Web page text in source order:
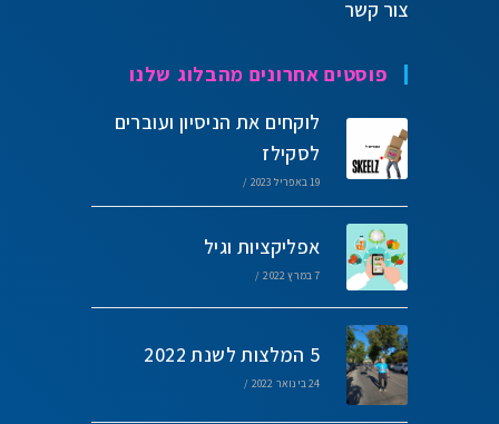
צור קשר
פוסטים אחרונים מהבלוג שלנו
לוקחים את הניסיון ועוברים
לסקילז
19 באפריל 2023 /
אפליקציות וגיל
7 במרץ 2022 /
5 המלצות לשנת 2022
24 בינואר 2022 /